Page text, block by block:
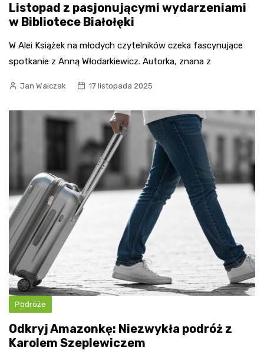
Listopad z pasjonującymi wydarzeniami
w Bibliotece Białołęki
W Alei Książek na młodych czytelników czeka fascynujące
spotkanie z Anną Włodarkiewicz. Autorka, znana z
Jan Walczak 17 listopada 2025
Podróże
Odkryj Amazonkę: Niezwykła podróż z
Karolem Szeplewiczem